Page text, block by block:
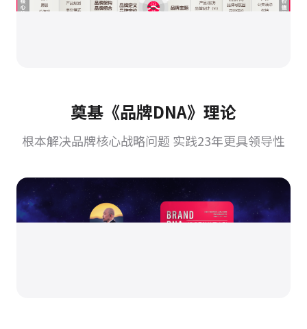
奠基《品牌DNA》理论
根本解决品牌核心战略问题 实践23年更具领导性